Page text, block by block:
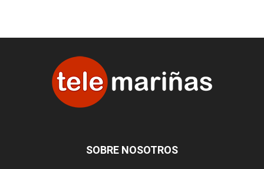
SOBRE NOSOTROS